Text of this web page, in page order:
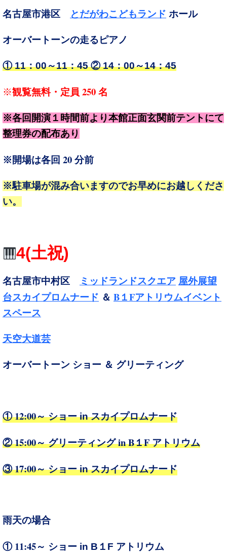
名古屋市港区 とだがわこどもランド ホール
オーバートーンの走るピアノ
① 11：00～11：45 ② 14：00～14：45
※観覧無料・ 定員 250 名
※各回開演１時間前より本館正面玄関前テントにて
整理券の配布あり
※開場は各回 20 分前
※駐車場が混み合いますのでお早めにお越しくださ
い。
4(土祝)
名古屋市中村区 ミッドランドスクエア 屋外展望
台スカイプロムナード ＆ B１Fアトリウムイベント
スペース
天空大道芸
オーバートーン ショー ＆ グリーティング
① 12:00～ショー in スカイプロムナード
② 15:00～グリーティングin B１Fアトリウム
③ 17:00～ショー in スカイプロムナード
雨天の場合
① 11:45～ ショー in B１F アトリウム